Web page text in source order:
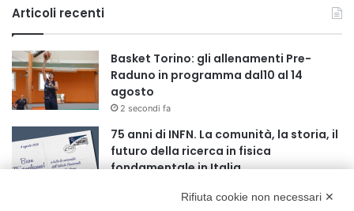
c
p
e
Articoli recenti
Basket Torino: gli allenamenti Pre-
Raduno in programma dal10 al 14
agosto
2 secondi fa
75 anni di INFN. La comunità, la storia, il
futuro della ricerca in fisica
fondamentale in Italia
Rifiuta cookie non necessari ✕